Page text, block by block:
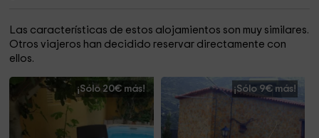
Las características de estos alojamientos son muy similares.
Otros viajeros han decidido reservar directamente con
ellos.
¡Sólo 20€ más! ¡Sólo 9€ más!